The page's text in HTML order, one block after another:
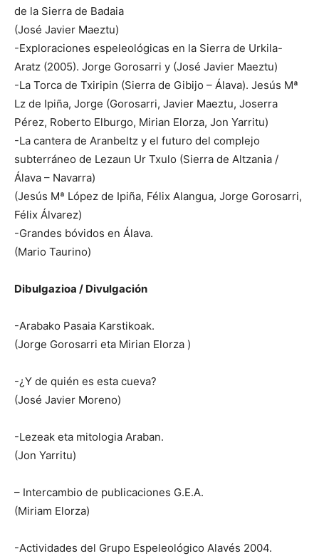
de la Sierra de Badaia
(José Javier Maeztu)
-Exploraciones espeleológicas en la Sierra de Urkila-
Aratz (2005). Jorge Gorosarri y (José Javier Maeztu)
-La Torca de Txiripin (Sierra de Gibijo – Álava). Jesús Mª
Lz de Ipiña, Jorge (Gorosarri, Javier Maeztu, Joserra
Pérez, Roberto Elburgo, Mirian Elorza, Jon Yarritu)
-La cantera de Aranbeltz y el futuro del complejo
subterráneo de Lezaun Ur Txulo (Sierra de Altzania /
Álava – Navarra)
(Jesús Mª López de Ipiña, Félix Alangua, Jorge Gorosarri,
Félix Álvarez)
-Grandes bóvidos en Álava.
(Mario Taurino)
Dibulgazioa / Divulgación
-Arabako Pasaia Karstikoak.
(Jorge Gorosarri eta Mirian Elorza )
-¿Y de quién es esta cueva?
(José Javier Moreno)
-Lezeak eta mitologia Araban.
(Jon Yarritu)
– Intercambio de publicaciones G.E.A.
(Miriam Elorza)
-Actividades del Grupo Espeleológico Alavés 2004.